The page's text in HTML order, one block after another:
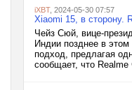
iXBT, 2024-05-30 07:57
Xiaomi 15, в сторону.
Чейз Сюй, вице-
Индии позднее в
подход, предлагая
сообщает, что